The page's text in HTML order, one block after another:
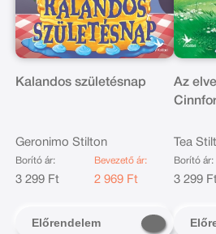
Kalandos születésnap
Geronimo Stilton
Borító ár:
3 299 Ft
Bevezető ár:
2 969 Ft
Előrendelem
Az
Tea
Borító ár:
3 299